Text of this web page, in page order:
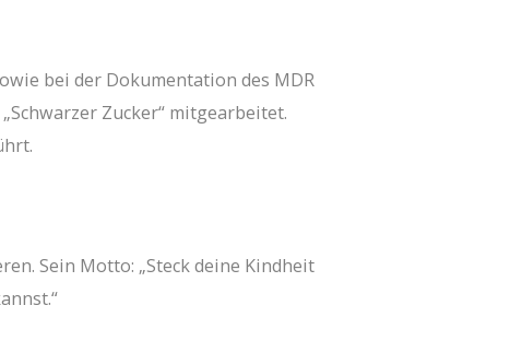
bei der Dokumentation des MDR
Zucker“ mitgearbeitet.
Sein Motto: „Steck deine Kindheit